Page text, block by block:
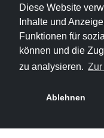
Diese Website
Inhalte und
Funktionen für
können und die
zu analysieren.
Ablehnen